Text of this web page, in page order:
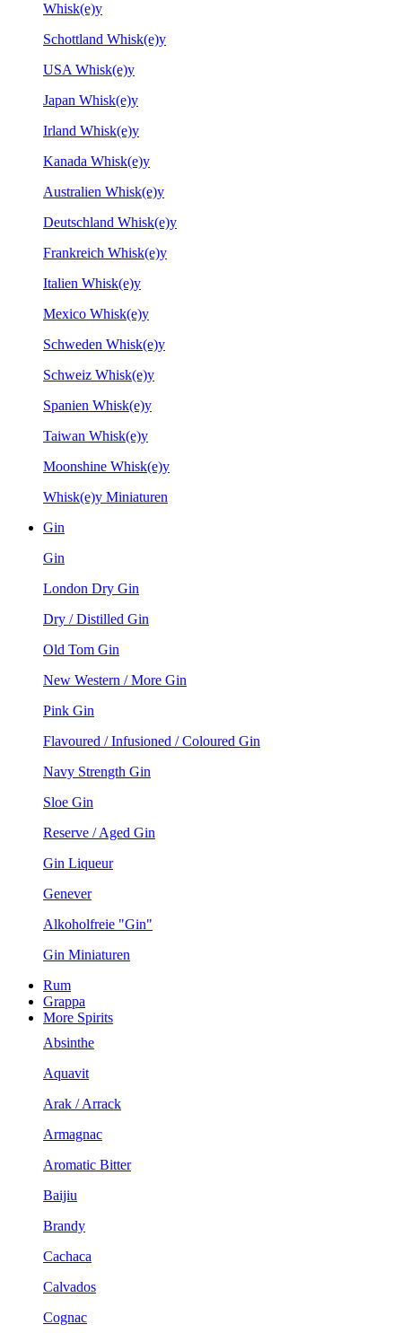
Whisk(e)y
Schottland Whisk(e)y
USA Whisk(e)y
Japan Whisk(e)y
Irland Whisk(e)y
Kanada Whisk(e)y
Australien Whisk(e)y
Deutschland Whisk(e)y
Frankreich Whisk(e)y
Italien Whisk(e)y
Mexico Whisk(e)y
Schweden Whisk(e)y
Schweiz Whisk(e)y
Spanien Whisk(e)y
Taiwan Whisk(e)y
Moonshine Whisk(e)y
Whisk(e)y Miniaturen
Gin
Gin
London Dry Gin
Dry / Distilled Gin
Old Tom Gin
New Western / More Gin
Pink Gin
Flavoured / Infusioned / Coloured Gin
Navy Strength Gin
Sloe Gin
Reserve / Aged Gin
Gin Liqueur
Genever
Alkoholfreie "Gin"
Gin Miniaturen
Rum
Grappa
More Spirits
Absinthe
Aquavit
Arak / Arrack
Armagnac
Aromatic Bitter
Baijiu
Brandy
Cachaca
Calvados
Cognac